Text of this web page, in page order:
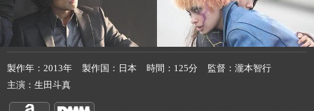
製作年 2013年 製作国 日本 時間 125分 監督
瀧本智行
主演
生田斗真